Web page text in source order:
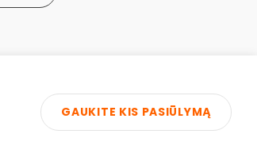
GAUKITE KIS PASIŪLYMĄ